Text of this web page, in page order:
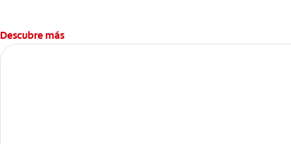
Descubre más